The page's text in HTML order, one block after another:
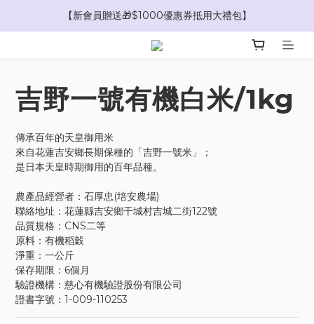
【新會員贈送🎁$100購物金】
【新會員贈送🎁$1000優惠券抵用大禮包】
【新會員贈送🎁$100購物金】
吉野一號有機白米/1kg
傳承百年的天皇御用米
來自花蓮吉安鄉長期保種的「吉野一號米」；
是日本天皇時期御用的百年品種。
農產品經營者：石厚忠(培安農場)
聯絡地址：花蓮縣吉安鄉干城村吉城二街122號
品質規格：CNS二等
原料：有機稻穀
淨重：一公斤
保存期限：6個月
驗證機構：慈心有機驗證股份有限公司
證書字號：1-009-110253